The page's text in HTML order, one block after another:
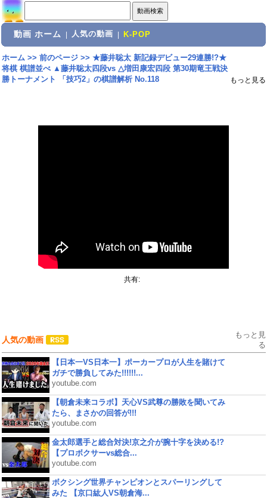
動画 ホーム 人気の動画 K-POP
ホーム>> 前のページ>> ★藤井聡太 新記録デビュー29連勝!?★
将棋 棋譜並べ ▲藤井聡太四段vs △増田康宏四段 第30期竜王戦決
勝トーナメント 「技巧2」の棋譜解析 No.118
もっと見る
共有:
人気の動画
もっと見
る
【日本一VS日本一】ポーカープロが人生を賭けて
ガチで勝負してみた!!!!!!...
youtube.com
【朝倉未来コラボ】天心VS武尊の勝敗を聞いてみ
たら、まさかの回答が!!!
youtube.com
金太郎選手と総合対決!京之介が腕十字を決める!?
【プロボクサーvs総合...
youtube.com
ボクシング世界チャンピオンとスパーリングして
みた 【京口紘人VS朝倉海...